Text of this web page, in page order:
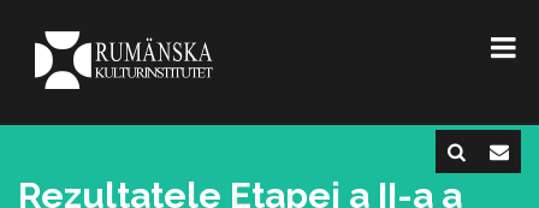
Rezultatele Etapei a II-a a